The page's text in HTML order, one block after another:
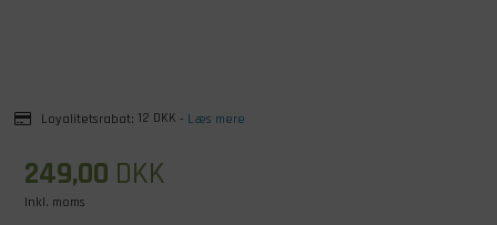
Loyalitetsrabat: 12 DKK - Læs mere
249,00 DKK
Inkl. moms